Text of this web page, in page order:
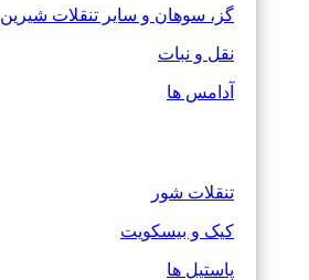
گز، سوهان و سایر تنقلات شیرین
نقل و نبات
آدامس ها
تنقلات شور
کیک و بیسکویت
پاستیل ها